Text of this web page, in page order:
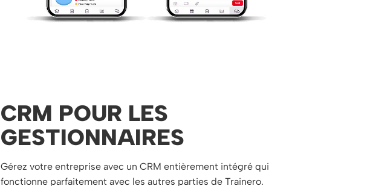
CRM POUR LES
GESTIONNAIRES
Gérez votre entreprise avec un CRM entièrement intégré qui
fonctionne parfaitement avec les autres parties de Trainero.